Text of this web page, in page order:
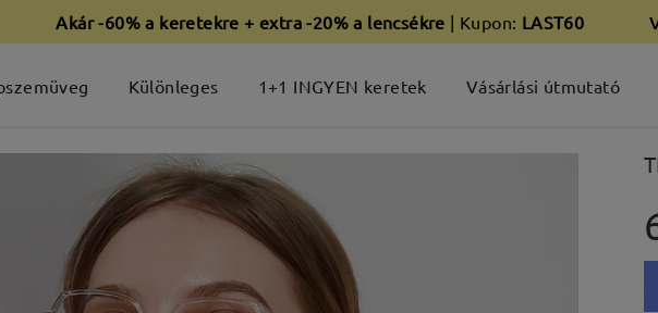
Akár -60% a keretekre + extra -20% a lencsékre | Kupon: LAST60
Különleges 1+1 INGYEN keretek Vásárlási útmutató